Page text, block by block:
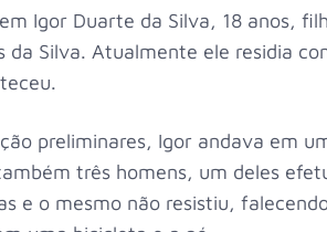
Igor Duarte da Silva, 18 anos,
da Silva. Atualmente ele residia
preliminares, Igor andava em
três homens, um deles
e o mesmo não resistiu,